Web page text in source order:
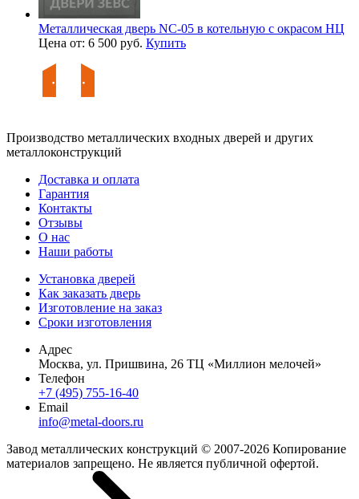
Металлическая дверь NC-05 в котельную с окрасом НЦ
Цена от: 6 500 руб. Купить
Производство металлических входных дверей и других
металлоконструкций
Доставка и оплата
Гарантия
Контакты
Отзывы
О нас
Наши работы
Установка дверей
Как заказать дверь
Изготовление на заказ
Сроки изготовления
Адрес
Москва, ул. Пришвина, 26 ТЦ «Миллион мелочей»
Телефон
+7 (495) 755-16-40
Email
info@metal-doors.ru
Завод металлических конструкций © 2007-2026 Копирование
материалов запрещено. Не является публичной офертой.